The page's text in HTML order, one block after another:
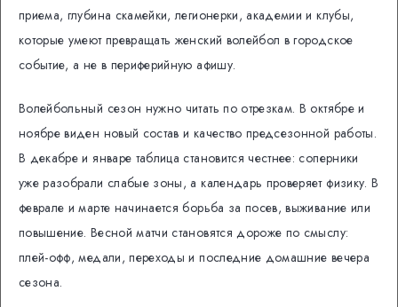
приема, глубина скамейки, легионерки, академии и клубы,
которые умеют превращать женский волейбол в городское
событие, а не в периферийную афишу.
Волейбольный сезон нужно читать по отрезкам. В октябре и
ноябре виден новый состав и качество предсезонной работы.
В декабре и январе таблица становится честнее: соперники
уже разобрали слабые зоны, а календарь проверяет физику. В
феврале и марте начинается борьба за посев, выживание или
повышение. Весной матчи становятся дороже по смыслу:
плей-офф, медали, переходы и последние домашние вечера
сезона.